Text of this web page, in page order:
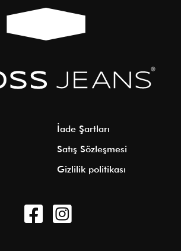
İade Şartları
Satış Sözleşmesi
Gizlilik politikası